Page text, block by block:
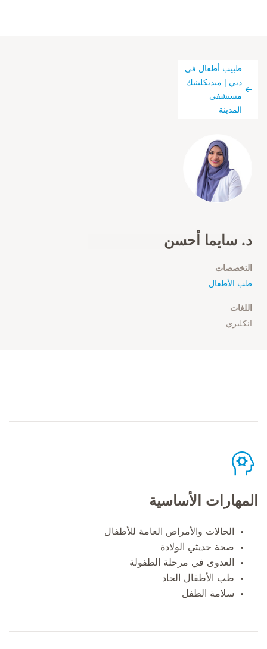
طبيب أطفال في
دبي | ميديكلينيك
مستشفى
المدينة
د. سايما أحسن
التخصصات
طب الأطفال
اللغات
انكليزي
المهارات الأساسية
الحالات والأمراض العامة للأطفال
صحة حديثي الولادة
العدوى في مرحلة الطفولة
طب الأطفال الحاد
سلامة الطفل